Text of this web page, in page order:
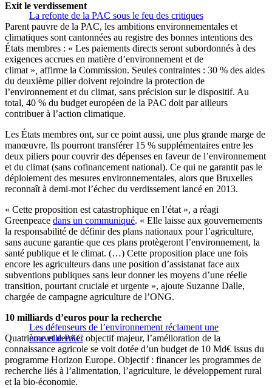
La refonte de la PAC sous le feu des critiques
Exit le verdissement
Parent pauvre de la PAC, les ambitions environnementales et
climatiques sont cantonnées au registre des bonnes intentions des
États membres : « Les paiements directs seront subordonnés à des
exigences accrues en matière d’environnement et de
climat » affirme la Commission. Seules contraintes : 30 % des aides
du deuxième pilier doivent rejoindre la protection de
l’environnement et du climat, sans précision sur le dispositif. Au
total, 40 % du budget européen de la PAC doit par ailleurs
contribuer à l’action climatique.
Les États membres ont, sur ce point aussi, une plus grande marge de
manœuvre. Ils pourront transférer 15 % supplémentaires entre les
deux piliers pour couvrir des dépenses en faveur de l’environnement
et du climat (sans cofinancement national). Ce qui ne garantit pas le
déploiement des mesures environnementales, alors que Bruxelles
reconnaît à demi-mot l’échec du verdissement lancé en 2013.
« Cette proposition est catastrophique en l’état », a réagi
Greenpeace dans un communiqué. « Elle laisse aux gouvernements
la responsabilité de définir des plans nationaux pour l’agriculture,
sans aucune garantie que ces plans protègeront l’environnement, la
santé publique et le climat. (…) Cette proposition place une fois
encore les agriculteurs dans une position d’assistanat face aux
subventions publiques sans leur donner les moyens d’une réelle
transition, pourtant cruciale et urgente », ajoute Suzanne Dalle,
chargée de campagne agriculture de l’ONG.
Les défenseurs de l’environnement réclament une
nouvelle PAC
10 milliards d’euros pour la recherche
Quatrième et dernier objectif majeur, l’amélioration de la
connaissance agricole se voit dotée d’un budget de 10 Md€ issus du
programme Horizon Europe. Objectif : financer les programmes de
recherche liés à l’alimentation, l’agriculture, le développement rural
et la bio-économie.